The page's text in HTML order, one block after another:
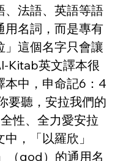
、法語、英語等語
用名詞，而是專有
」這個名字只會讓
Kitab英文譯本很
本中，申命記6：4
要聽，安拉我們的
性、全力愛安拉
，「以羅欣」
（god）的通用名